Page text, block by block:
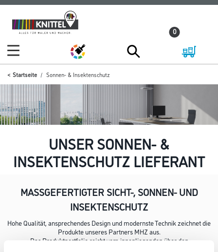
Zum
Inhalt
Zum
Navigationsmenü
0
Startseite Sonnen- & Insektenschutz
UNSER SONNEN- &
INSEKTENSCHUTZ LIEFERANT
MASSGEFERTIGTER SICHT-, SONNEN- UND I
NSEKTENSCHUTZ
Hohe Qualität, ansprechendes Design und modernste Technik zeichnet die
Produkte unseres Partners MHZ aus.
Das Produktportfolio reicht vom innenliegenden über den